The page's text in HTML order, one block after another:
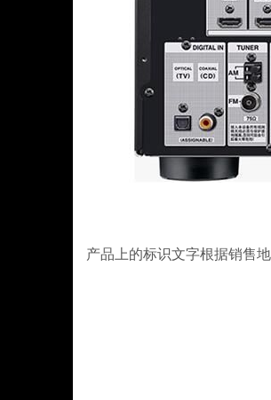
产品上的标识文字根据销售